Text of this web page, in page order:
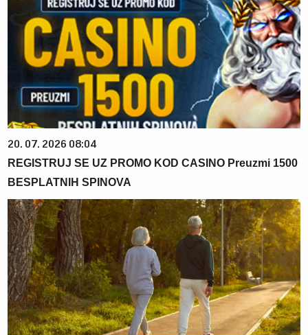
20. 07. 2026 08:04
REGISTRUJ SE UZ PROMO KOD CASINO Preuzmi 1500
BESPLATNIH SPINOVA